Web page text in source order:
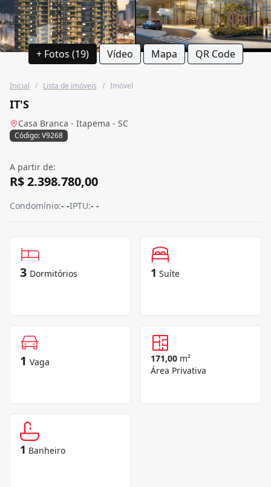
+ Fotos (19) Vídeo Mapa QR Code
Inicial / Lista de imóveis / Imóvel
IT'S
Casa Branca - Itapema - SC
Código: V9268
A partir de:
R$ 2.398.780,00
Condomínio:- -IPTU:- -
3 Dormitórios 1 Suíte
1 Vaga 171,00 m²
Área Privativa
1 Banheiro